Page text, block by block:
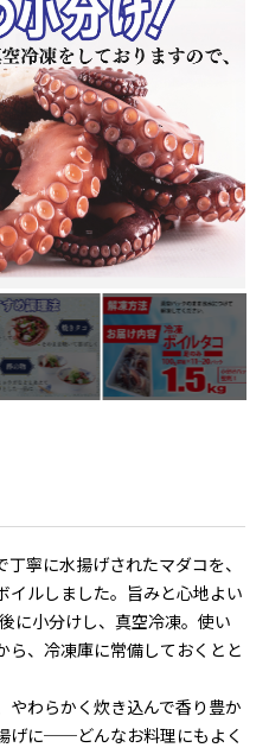
寧に水揚げされたマダコを、
イルしました。旨みと心地よい
に小分けし、真空冷凍。使い
ら、冷凍庫に常備しておくとと
やわらかく炊き込んで香り豊か
げに──どんなお料理にもよく